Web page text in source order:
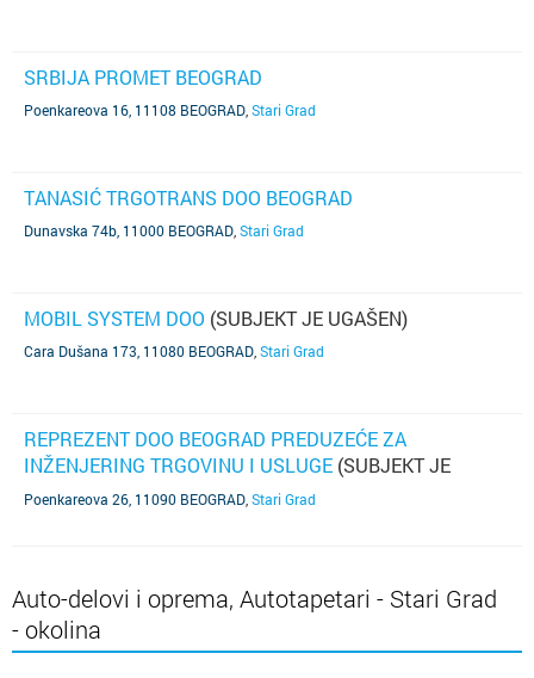
SRBIJA PROMET BEOGRAD
Poenkareova 16, 11108 BEOGRAD Stari Grad
TANASIĆ TRGOTRANS DOO BEOGRAD
Dunavska 74b, 11000 BEOGRAD Stari Grad
MOBIL SYSTEM DOO (SUBJEKT JE UGAŠEN)
Cara Dušana 173, 11080 BEOGRAD Stari Grad
REPREZENT DOO BEOGRAD PREDUZEĆE ZA
INŽENJERING TRGOVINU I USLUGE (SUBJEKT JE
UGAŠEN)
Poenkareova 26, 11090 BEOGRAD Stari Grad
Auto-delovi i oprema, Autotapetari - Stari Grad
- okolina